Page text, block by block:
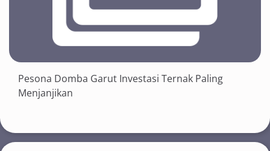
Pesona Domba Garut Investasi Ternak Paling
Menjanjikan